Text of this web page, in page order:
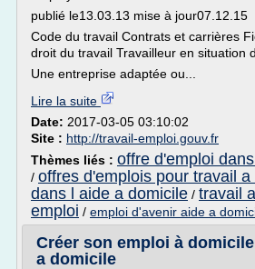
publié le13.03.13 mise à jour07.12.15
Code du travail Contrats et carrières
droit du travail Travailleur en situation
Une entreprise adaptée ou...
Lire la suite
Date: 2017-03-05 03:10:02
Site : http://travail-emploi.gouv.fr
Thèmes liés : offre d'emploi
/ offres d'emplois pour travail a
dans l aide a domicile / travail
emploi / emploi d'avenir aide a
Créer son emploi à domicile
a domicile